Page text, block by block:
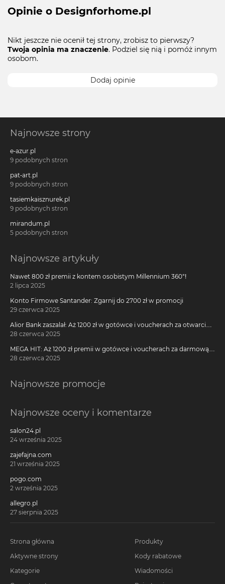
Opinie o Designforhome.pl
Nikt jeszcze nie ocenił tej strony, zrobisz to pierwszy?
Twoja opinia ma znaczenie. Podziel się nią i pomóż innym
osobom.
Dodaj opinie
Najnowsze strony
e-azur.pl
9 podobnych stron
pat-art.pl
9 podobnych stron
tasiemkaisznurek.pl
9 podobnych stron
mirandum.pl
5 podobnych stron
Najnowsze artykuły
Nawet 800 zł premii z kontem osobistym Millennium 360°!
2 lipca 2025
Konto Firmowe Santander: Zgarnij do 2700 zł w promocji
29 czerwca 2025
Alior Bank zaszalał: Aż 1200 zł w gotówce i voucherach za otwarcie
darmowego konta!
28 czerwca 2025
MEGA HIT: Aż 1200 zł premii w gotówce i voucherach za darmową
kartę kredytową Citi Simplicity
28 czerwca 2025
Najnowsze promocje
Najnowsze oceny i komentarze
salon24.pl
24 września 2025
zajefajna.com
21 września 2025
pogo.com
2 września 2025
allegro.pl
27 sierpnia 2025
Strona główna
Aktywne strony
Kategorie
Produkty
Kody rabatowe
Wiadomości